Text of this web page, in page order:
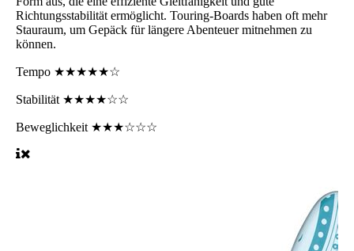
Richtungsstabilität ermöglicht. Touring-Boards haben oft mehr
Stauraum, um Gepäck für längere Abenteuer mitnehmen zu
können.
Tempo ★★★★★☆
Stabilität ★★★★☆☆
Beweglichkeit ★★★☆☆☆